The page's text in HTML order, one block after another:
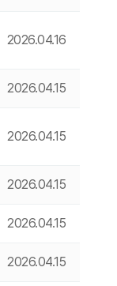
2026.04.16
2026.04.15
2026.04.15
2026.04.15
2026.04.15
2026.04.15